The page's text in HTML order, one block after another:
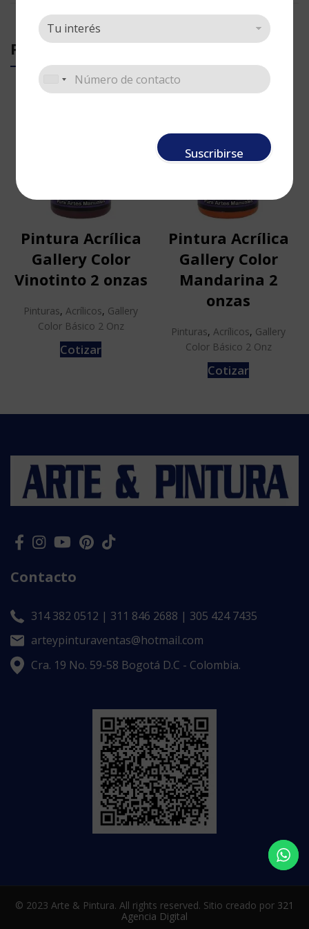
Suscribirse
PRODUCTOS RELACIONADOS
Pintura Acrílica
Gallery Color
Vinotinto 2 onzas
Pinturas, Acrílicos, Gallery
Color Básico 2 Onz
Cotizar
Pintura Acrílica
Gallery Color
Mandarina 2
onzas
Pinturas, Acrílicos, Gallery
Color Básico 2 Onz
Cotizar
Contacto
314 382 0512 | 311 846 2688 | 305 424 7435
arteypinturaventas@hotmail.com
Cra. 19 No. 59-58 Bogotá D.C - Colombia.
© 2023 Arte & Pintura. All rights reserved. Sitio creado por 321
Agencia Digital